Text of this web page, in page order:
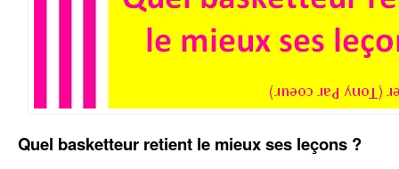
Quel basketteur retient le mieux ses leçons ?